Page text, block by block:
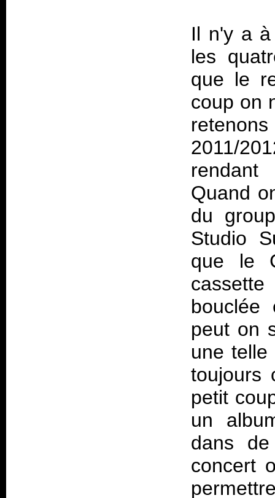
Il n'y a
les
que le
coup on
2011/
Quand
du
Studio
que le
bouclée
peut on
une telle
toujours
petit
un
dans
concert